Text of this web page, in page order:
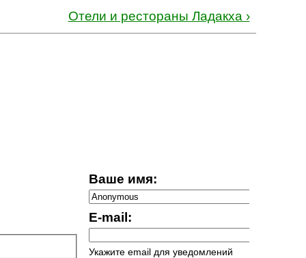
Отели и рестораны Ладакха ›
Ваше имя:
E-mail:
Укажите email для уведомлений